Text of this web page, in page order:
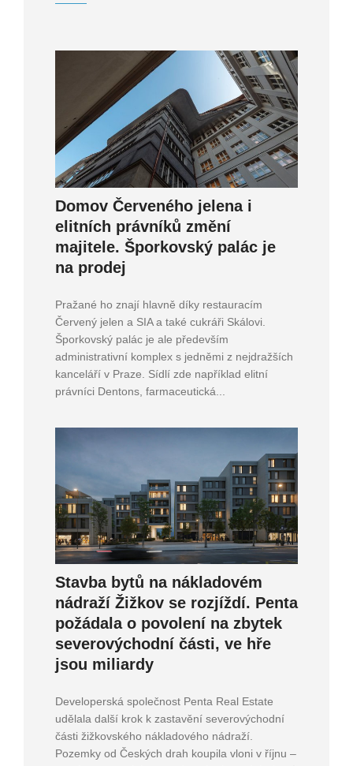
Domov Červeného jelena i
elitních právníků změní
majitele. Šporkovský palác je
na prodej
Pražané ho znají hlavně díky restauracím
Červený jelen a SIA a také cukráři Skálovi.
Šporkovský palác je ale především
administrativní komplex s jedněmi z nejdražších
kanceláří v Praze. Sídlí zde například elitní
právníci Dentons, farmaceutická...
Stavba bytů na nákladovém
nádraží Žižkov se rozjíždí. Penta
požádala o povolení na zbytek
severovýchodní části, ve hře
jsou miliardy
Developerská společnost Penta Real Estate
udělala další krok k zastavění severovýchodní
části žižkovského nákladového nádraží.
Pozemky od Českých drah koupila vloni v říjnu –